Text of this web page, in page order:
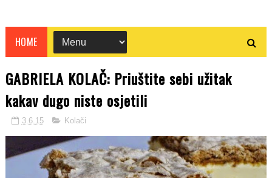
HOME
GABRIELA KOLAČ: Priuštite sebi užitak
kakav dugo niste osjetili
3.6.15 Kolači